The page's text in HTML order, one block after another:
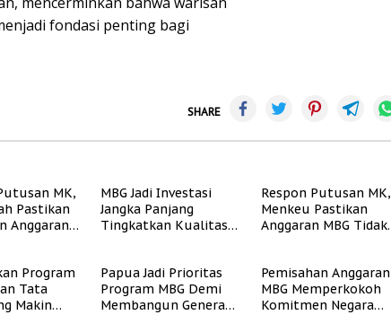
fondasi penting bagi
SHARE
MK,
Pastikan
Anggaran
MBG Jadi Investasi
Jangka Panjang
Tingkatkan Kualitas
Respon Putusan MK,
Menkeu Pastikan
Anggaran MBG Tidak
Program
Tata
Makin
Papua Jadi Prioritas
Program MBG Demi
Membangun Generasi
Pemisahan Anggaran
MBG Memperkokoh
Komitmen Negara